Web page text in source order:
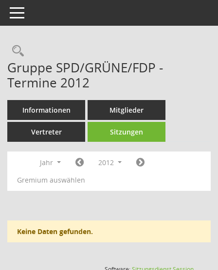
Toggle navigation
Rechercheauswahl
Gruppe SPD/GRÜNE/FDP -
Termine 2012
Informationen Mitglieder
Vertreter Sitzungen
Jahr
2012
Gremium auswählen
Keine Daten gefunden.